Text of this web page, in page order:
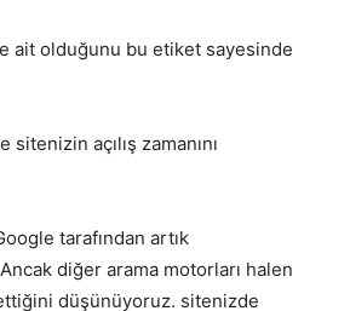
ait olduğunu bu etiket sayesinde
açılış zamanını
tarafından artık
diğer arama motorları halen
düşünüyoruz. sitenizde